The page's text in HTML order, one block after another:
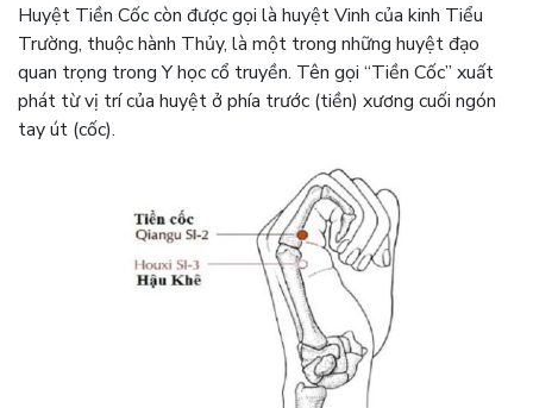
Huyệt Tiền Cốc còn được gọi là huyệt Vinh của kinh Tiểu
Trường, thuộc hành Thủy, là một trong những huyệt đạo
quan trọng trong Y học cổ truyền. Tên gọi “Tiền Cốc” xuất
phát từ vị trí của huyệt ở phía trước (tiền) xương cuối ngón
tay út (cốc).